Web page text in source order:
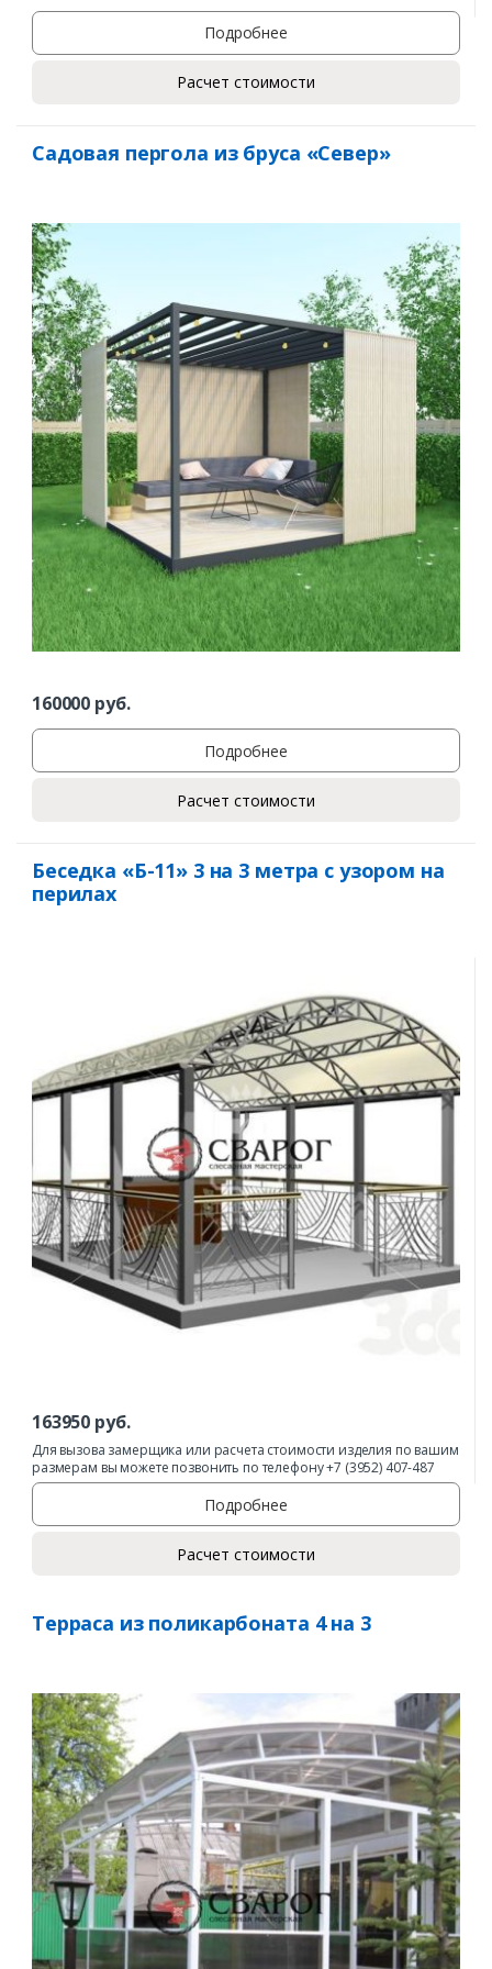
Подробнее
Расчет стоимости
Садовая пергола из бруса «Север»
160000 руб.
Подробнее
Расчет стоимости
Беседка «Б-11» 3 на 3 метра с узором на
перилах
163950 руб.
Для вызова замерщика или расчета стоимости изделия по вашим
размерам вы можете позвонить по телефону +7 (3952) 407-487
Подробнее
Расчет стоимости
Терраса из поликарбоната 4 на 3